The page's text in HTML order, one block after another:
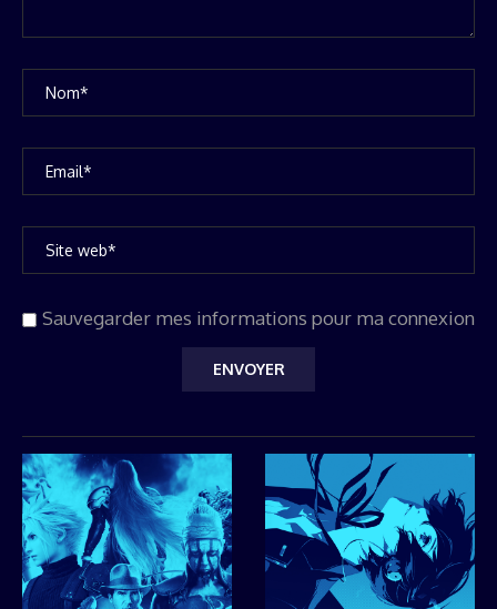
Sauvegarder mes informations pour ma connexion